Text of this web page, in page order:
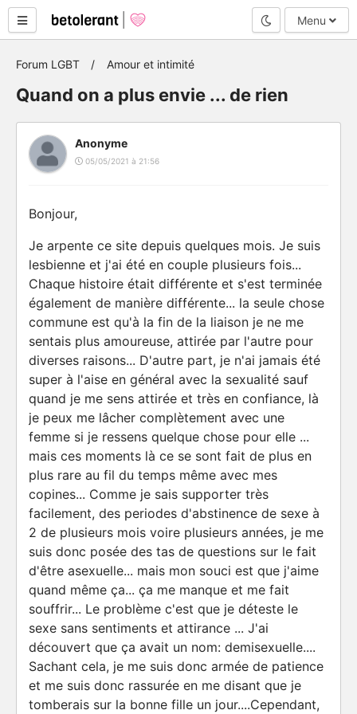
Mode nuit
Menu
Forum LGBT Amour et intimité
Quand on a plus envie ... de rien
Anonyme
05/05/2021 à 21:56
Bonjour,
Je arpente ce site depuis quelques mois. Je suis
lesbienne et j'ai été en couple plusieurs fois...
Chaque histoire était différente et s'est terminée
également de manière différente... la seule chose
commune est qu'à la fin de la liaison je ne me
sentais plus amoureuse, attirée par l'autre pour
diverses raisons... D'autre part, je n'ai jamais été
super à l'aise en général avec la sexualité sauf
quand je me sens attirée et très en confiance, là
je peux me lâcher complètement avec une
femme si je ressens quelque chose pour elle ...
mais ces moments là ce se sont fait de plus en
plus rare au fil du temps même avec mes
copines... Comme je sais supporter très
facilement, des periodes d'abstinence de sexe à
2 de plusieurs mois voire plusieurs années, je me
suis donc posée des tas de questions sur le fait
d'être asexuelle... mais mon souci est que j'aime
quand même ça... ça me manque et me fait
souffrir... Le problème c'est que je déteste le
sexe sans sentiments et attirance ... J'ai
découvert que ça avait un nom: demisexuelle....
Sachant cela, je me suis donc armée de patience
et me suis donc rassurée en me disant que je
tomberais sur la bonne fille un jour....Cependant,